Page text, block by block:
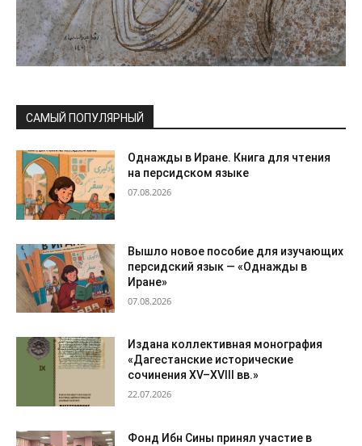
САМЫЙ ПОПУЛЯРНЫЙ
Однажды в Иране. Книга для чтения
на персидском языке
07.08.2026
Вышло новое пособие для изучающих
персидский язык — «Однажды в
Иране»
07.08.2026
Издана коллективная монография
«Дагестанские исторические
сочинения XV–XVIII вв.»
22.07.2026
Фонд Ибн Сины принял участие в